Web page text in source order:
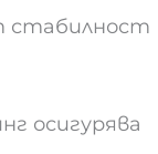
стабилност
осигурява